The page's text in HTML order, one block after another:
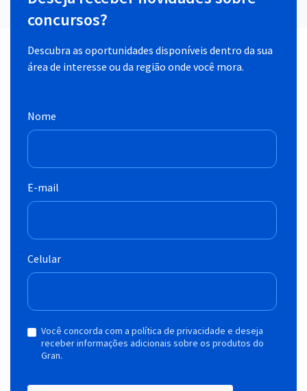
concursos?
Descubra as oportunidades disponíveis dentro da sua
área de interesse ou da região onde você mora.
Nome
E-mail
Celular
Você concorda com a política de privacidade e deseja
receber informações adicionais sobre os produtos do
Gran.